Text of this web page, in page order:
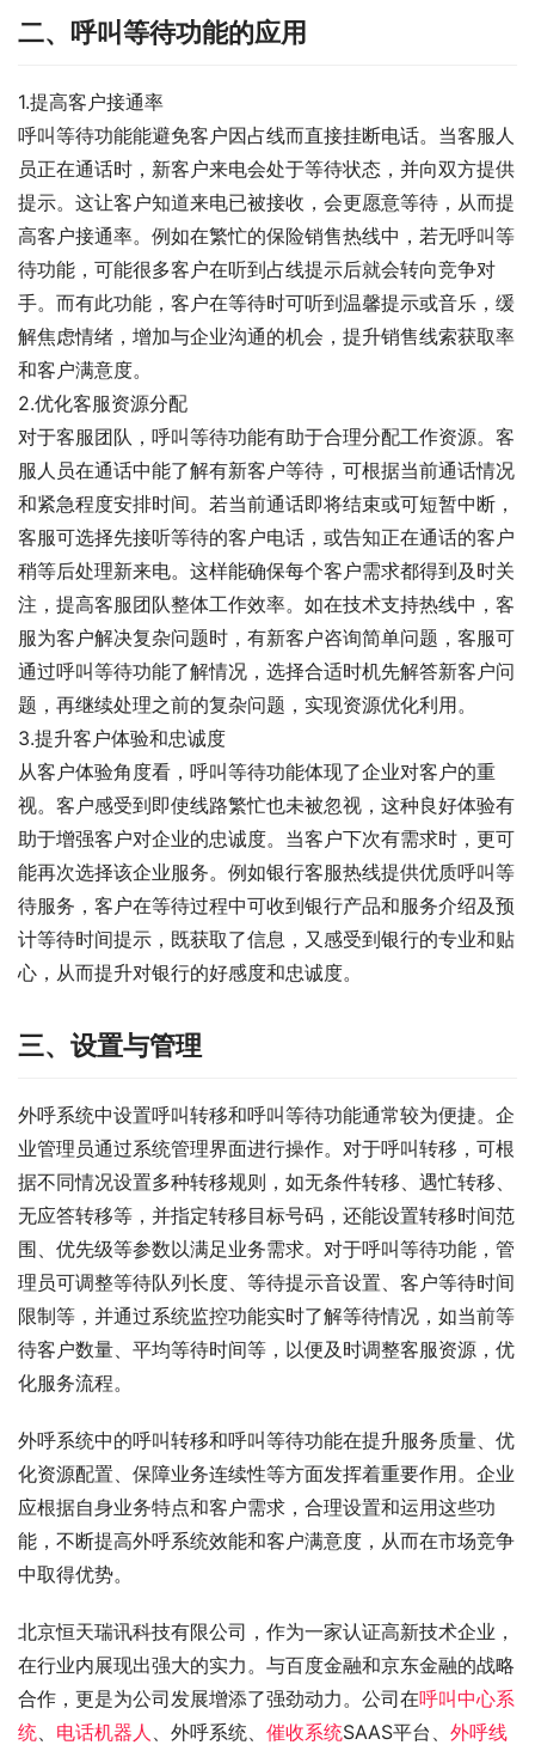
二、呼叫等待功能的应用
1.提高客户接通率
呼叫等待功能能避免客户因占线而直接挂断电话。当客服人
员正在通话时，新客户来电会处于等待状态，并向双方提供
提示。这让客户知道来电已被接收，会更愿意等待，从而提
高客户接通率。例如在繁忙的保险销售热线中，若无呼叫等
待功能，可能很多客户在听到占线提示后就会转向竞争对
手。而有此功能，客户在等待时可听到温馨提示或音乐，缓
解焦虑情绪，增加与企业沟通的机会，提升销售线索获取率
和客户满意度。
2.优化客服资源分配
对于客服团队，呼叫等待功能有助于合理分配工作资源。客
服人员在通话中能了解有新客户等待，可根据当前通话情况
和紧急程度安排时间。若当前通话即将结束或可短暂中断，
客服可选择先接听等待的客户电话，或告知正在通话的客户
稍等后处理新来电。这样能确保每个客户需求都得到及时关
注，提高客服团队整体工作效率。如在技术支持热线中，客
服为客户解决复杂问题时，有新客户咨询简单问题，客服可
通过呼叫等待功能了解情况，选择合适时机先解答新客户问
题，再继续处理之前的复杂问题，实现资源优化利用。
3.提升客户体验和忠诚度
从客户体验角度看，呼叫等待功能体现了企业对客户的重
视。客户感受到即使线路繁忙也未被忽视，这种良好体验有
助于增强客户对企业的忠诚度。当客户下次有需求时，更可
能再次选择该企业服务。例如银行客服热线提供优质呼叫等
待服务，客户在等待过程中可收到银行产品和服务介绍及预
计等待时间提示，既获取了信息，又感受到银行的专业和贴
心，从而提升对银行的好感度和忠诚度。
三、设置与管理
外呼系统中设置呼叫转移和呼叫等待功能通常较为便捷。企
业管理员通过系统管理界面进行操作。对于呼叫转移，可根
据不同情况设置多种转移规则，如无条件转移、遇忙转移、
无应答转移等，并指定转移目标号码，还能设置转移时间范
围、优先级等参数以满足业务需求。对于呼叫等待功能，管
理员可调整等待队列长度、等待提示音设置、客户等待时间
限制等，并通过系统监控功能实时了解等待情况，如当前等
待客户数量、平均等待时间等，以便及时调整客服资源，优
化服务流程。
外呼系统中的呼叫转移和呼叫等待功能在提升服务质量、优
化资源配置、保障业务连续性等方面发挥着重要作用。企业
应根据自身业务特点和客户需求，合理设置和运用这些功
能，不断提高外呼系统效能和客户满意度，从而在市场竞争
中取得优势。
北京恒天瑞讯科技有限公司，作为一家认证高新技术企业，
在行业内展现出强大的实力。与百度金融和京东金融的战略
合作，更是为公司发展增添了强劲动力。公司在呼叫中心系
统
电话机器人 、外呼系统、 催收系统SAAS平台、 外呼线